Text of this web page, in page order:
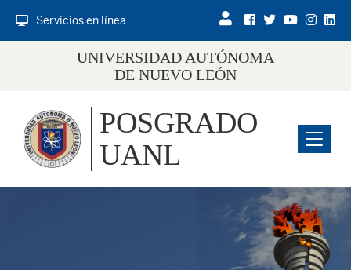
Servicios en línea
UNIVERSIDAD AUTÓNOMA
DE NUEVO LEÓN
Menu
POSGRADO
UANL